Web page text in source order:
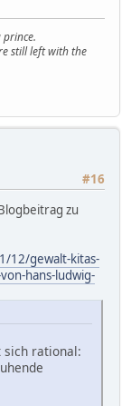
still left with the
#16
zu
12/gewalt-kitas-
hans-ludwig-
sich rational: